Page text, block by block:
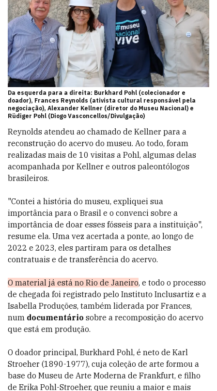
Da esquerda para a direita: Burkhard Pohl (colecionador e
doador), Frances Reynolds (ativista cultural responsável pela
negociação), Alexander Kellner (diretor do Museu Nacional) e
Rüdiger Pohl (Diogo Vasconcellos/Divulgação)
Reynolds atendeu ao chamado de Kellner para a
reconstrução do acervo do museu. Ao todo, foram
realizadas mais de 10 visitas a Pohl, algumas delas
acompanhada por Kellner e outros paleontólogos
brasileiros.
"Contei a história do museu, expliquei sua
importância para o Brasil e o convenci sobre a
importância de doar esses fósseis para a instituição",
resume ela. Uma vez acertada a ponte, ao longo de
2022 e 2023, eles partiram para os detalhes
contratuais e de transferência do acervo.
O material já está no Rio de Janeiro, e todo o processo
de chegada foi registrado pelo Instituto Inclusartiz e a
Isabella Produções, também liderada por Frances,
num documentário sobre a recomposição do acervo
que está em produção.
O doador principal, Burkhard Pohl, é neto de Karl
Stroeher (1890-1977), cuja coleção de arte formou a
base do Museu de Arte Moderna de Frankfurt, e filho
de Erika Pohl-Stroeher, que reuniu a maior e mais